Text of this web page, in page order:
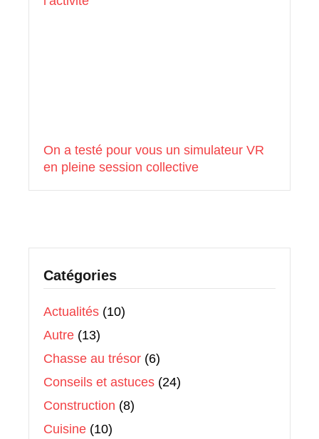
On a testé pour vous un simulateur VR
en pleine session collective
Catégories
Actualités (10)
Autre (13)
Chasse au trésor (6)
Conseils et astuces (24)
Construction (8)
Cuisine (10)